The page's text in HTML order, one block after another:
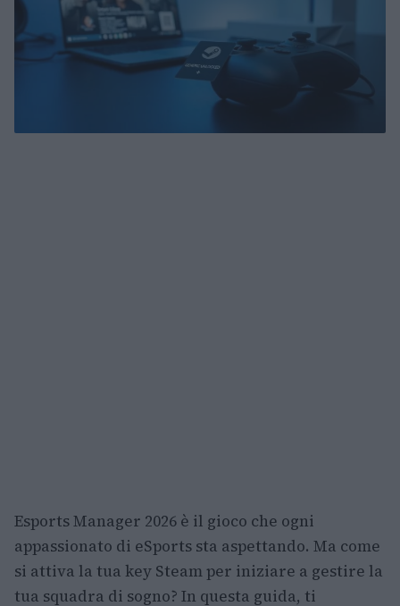
Esports Manager 2026 è il gioco che ogni
appassionato di eSports sta aspettando. Ma come
si attiva la tua key Steam per iniziare a gestire la
tua squadra di sogno? In questa guida, ti